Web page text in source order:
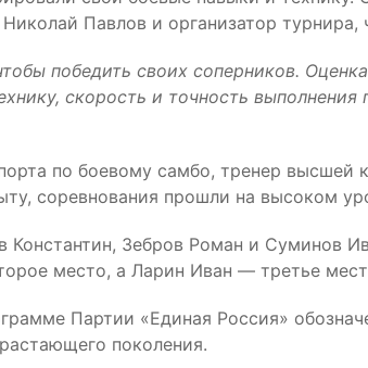
Павлов и организатор
победить своих соперников.
скорость и точность
по боевому самбо, тренер
соревнования прошли на высоком
Зебров Роман и Суминов
место, а Ларин Иван — третье
Партии «Единая Россия»
поколения.